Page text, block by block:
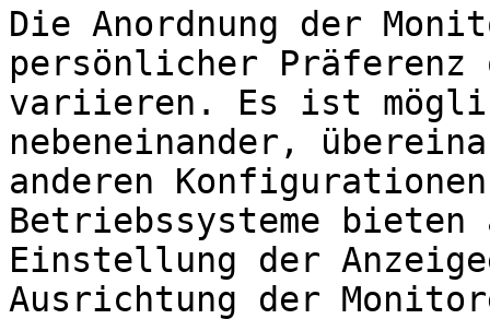
Die Anordnung der
persönlicher Präferenz
variieren. Es ist
nebeneinander,
anderen
Betriebssysteme bieten
Einstellung der
Ausrichtung der